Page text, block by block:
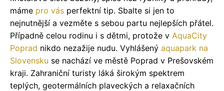
máme pro vás perfektní tip. Sbalte si jen to
nejnutnější a vezměte s sebou partu nejlepších přátel.
Případně celou rodinu i s dětmi, protože v AquaCity
Poprad nikdo nezažije nudu. Vyhlášený aquapark na
Slovensku se nachází ve městě Poprad v Prešovském
kraji. Zahraniční turisty láká širokým spektrem
teplých, geotermálních plaveckých a relaxačních